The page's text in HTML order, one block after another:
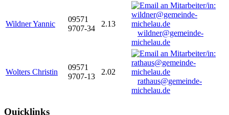
Wildner Yannic
09571
9707-34
2.13
wildner@gemeinde-
michelau.de
Wolters Christin
09571
9707-13
2.02
rathaus@gemeinde-
michelau.de
Quicklinks